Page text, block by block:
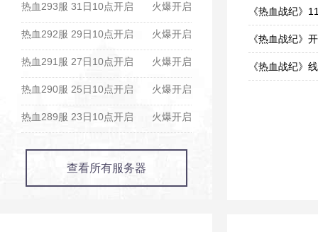
火爆开启
热血293服 31日10点开启
火爆开启
热血292服 29日10点开启
火爆开启
热血291服 27日10点开启
火爆开启
热血290服 25日10点开启
火爆开启
热血289服 23日10点开启
查看所有服务器
《热血战纪》
11-09
《热血战纪》
06-10
《热血战纪》